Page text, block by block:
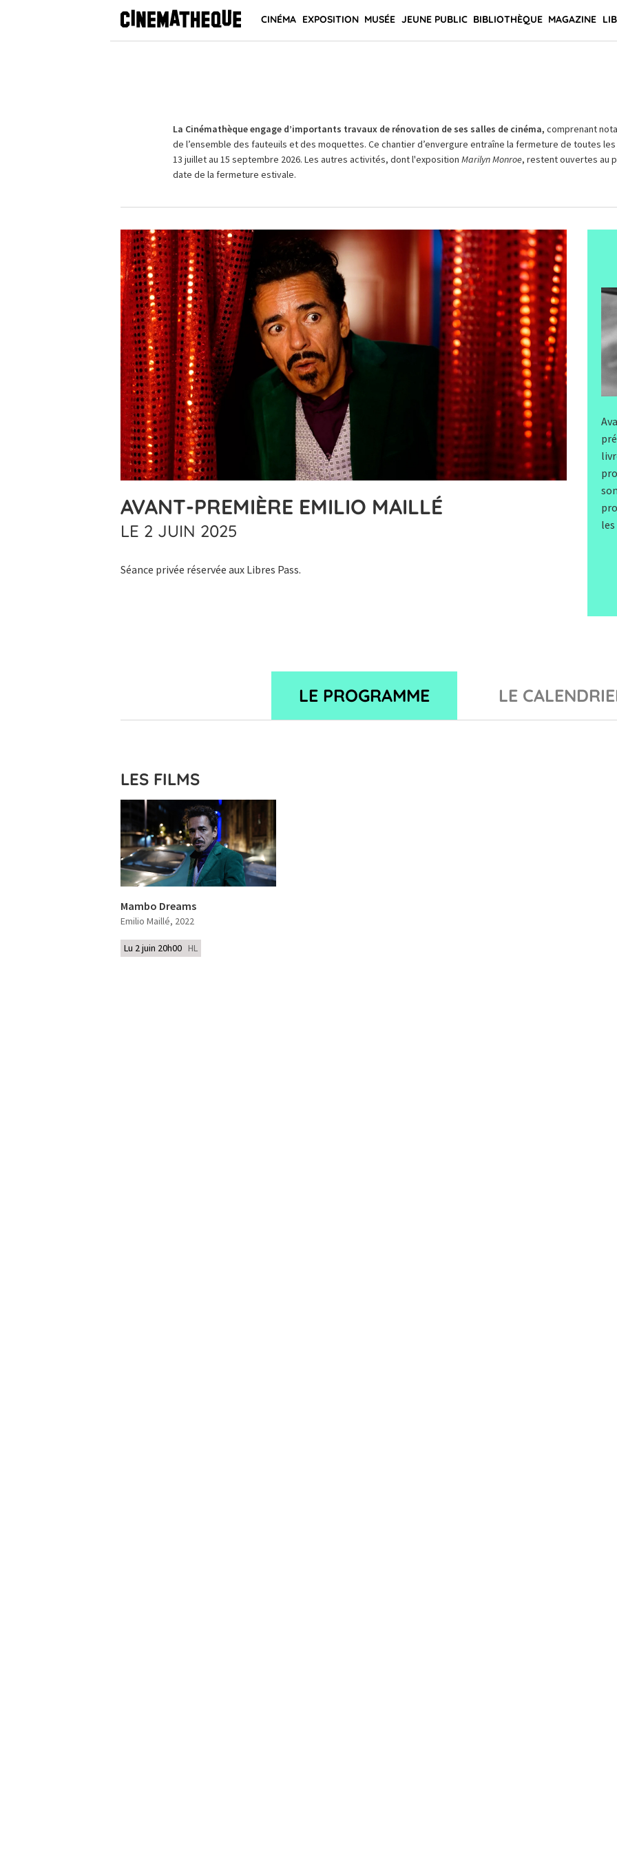
CINÉMA EXPOSITION MUSÉE JEUNE PUBLIC BIBLIOTHÈQUE MAGAZINE
La Cinémathèque engage d’importants travaux de rénovation de ses salles de cinéma, comprenant
de l’ensemble des fauteuils et des moquettes. Ce chantier d’envergure entraîne la fermeture de toutes
13 juillet au 15 septembre 2026. Les autres activités, dont l'exposition Marilyn Monroe, restent ouvertes au
date de la fermeture estivale.
AVANT-PREMIÈRE EMILIO MAILLÉ
LE 2 JUIN 2025
Séance privée réservée aux Libres Pass.
LE PROGRAMME LE
LES FILMS
Mambo Dreams
Emilio Maillé, 2022
Lu 2 juin 20h00 HL